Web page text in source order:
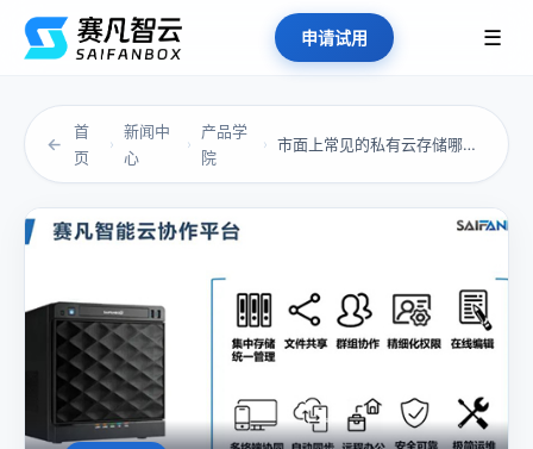
申请试用 ☰
←
首
页
›
新闻中
心
›
产品学
院
› 市面上常见的私有云存储哪个品牌好